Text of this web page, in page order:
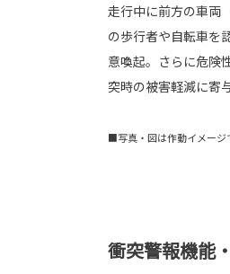
走行中に前方の車両
の歩行者や自転車を
意喚起。さらに危険
突時の被害軽減に寄
■写真・図は作動イメージ
衝突警報機能